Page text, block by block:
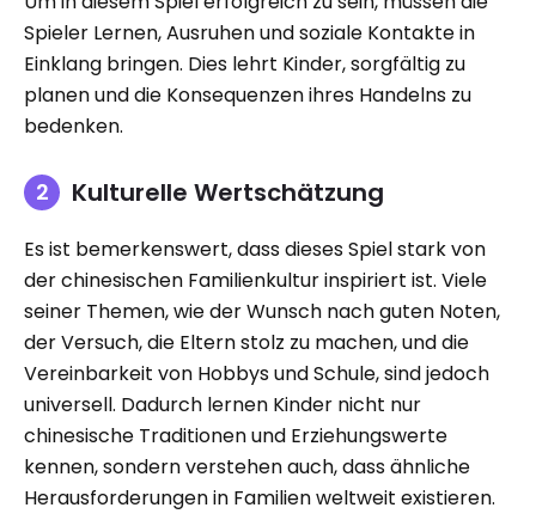
Spieler Lernen, Ausruhen und soziale Kontakte in
Einklang bringen. Dies lehrt Kinder, sorgfältig zu
planen und die Konsequenzen ihres Handelns zu
bedenken.
Kulturelle Wertschätzung
Es ist bemerkenswert, dass dieses Spiel stark von
der chinesischen Familienkultur inspiriert ist. Viele
seiner Themen, wie der Wunsch nach guten Noten,
der Versuch, die Eltern stolz zu machen, und die
Vereinbarkeit von Hobbys und Schule, sind jedoch
universell. Dadurch lernen Kinder nicht nur
chinesische Traditionen und Erziehungswerte
kennen, sondern verstehen auch, dass ähnliche
Herausforderungen in Familien weltweit existieren.